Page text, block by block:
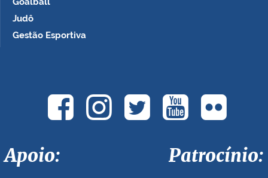
Judô
Gestão Esportiva
Apoio: Patrocínio: